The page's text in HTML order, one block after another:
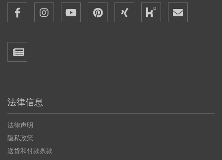
法律信息
法律声明
隐私政策
送货和付款条款